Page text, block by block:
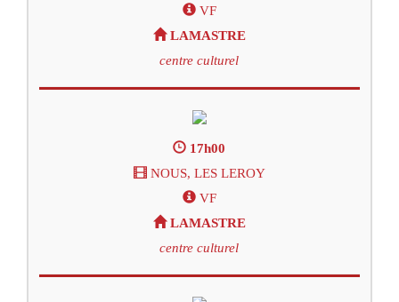
VF
LAMASTRE
centre culturel
17h00
NOUS, LES LEROY
VF
LAMASTRE
centre culturel